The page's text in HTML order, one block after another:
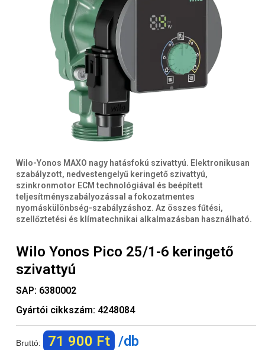
Wilo-Yonos MAXO nagy hatásfokú szivattyú. Elektronikusan
szabályzott, nedvestengelyű keringető szivattyú,
szinkronmotor ECM technológiával és beépített
teljesítményszabályozással a fokozatmentes
nyomáskülönbség-szabályzáshoz. Az összes fűtési,
szellőztetési és klímatechnikai alkalmazásban használható.
Wilo Yonos Pico 25/1-6 keringető
szivattyú
SAP: 6380002
Gyártói cikkszám: 4248084
Bruttó: 71 900 Ft /db